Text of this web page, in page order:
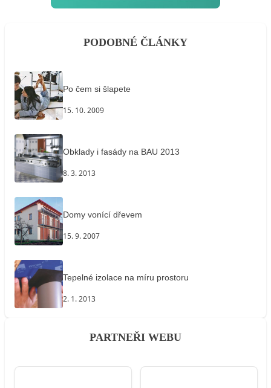
PODOBNÉ ČLÁNKY
Po čem si šlapete
15. 10. 2009
Obklady i fasády na BAU 2013
8. 3. 2013
Domy vonící dřevem
15. 9. 2007
Tepelné izolace na míru prostoru
2. 1. 2013
PARTNEŘI WEBU